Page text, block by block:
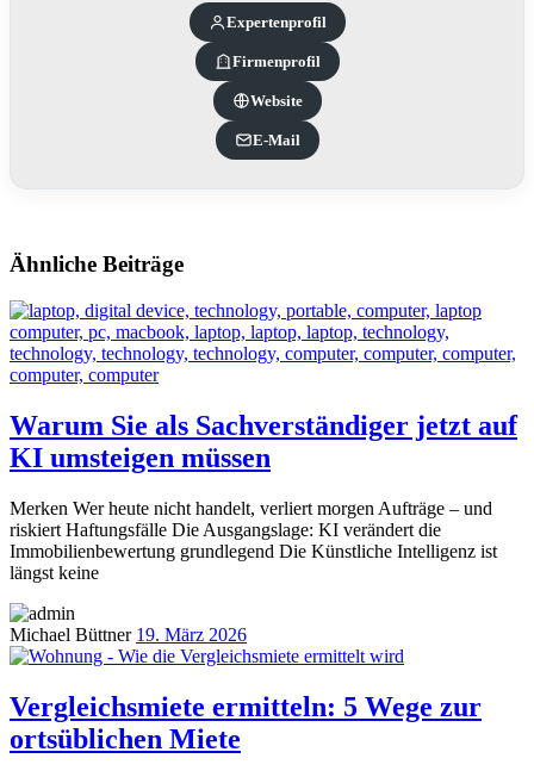
Experten­profil
Firmenprofil
Website
E-Mail
Ähnliche Beiträge
Warum Sie als Sachverständiger jetzt auf
KI umsteigen müssen
Merken Wer heute nicht handelt, verliert morgen Aufträge – und
riskiert Haftungsfälle Die Ausgangslage: KI verändert die
Immobilienbewertung grundlegend Die Künstliche Intelligenz ist
längst keine
Michael Büttner 19. März 2026
Vergleichsmiete ermitteln: 5 Wege zur
ortsüblichen Miete